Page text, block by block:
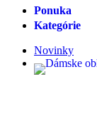
Ponuka
Kategórie
Novinky